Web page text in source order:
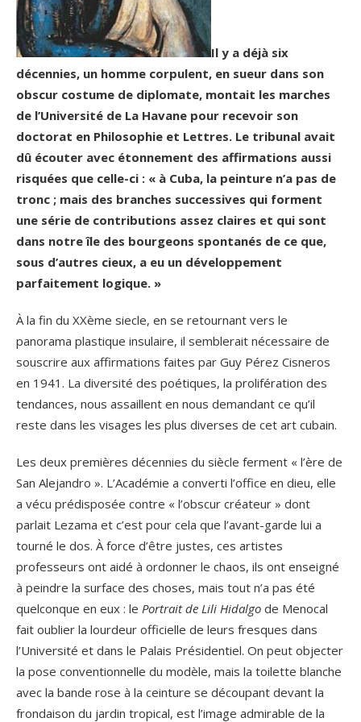
Il y a déjà six
décennies, un homme corpulent, en sueur dans son
obscur costume de diplomate, montait les marches
de l’Université de La Havane pour recevoir son
doctorat en Philosophie et Lettres. Le tribunal avait
dû écouter avec étonnement des affirmations aussi
risquées que celle-ci : « à Cuba, la peinture n’a pas de
tronc ; mais des branches successives qui forment
une série de contributions assez claires et qui sont
dans notre île des bourgeons spontanés de ce que,
sous d’autres cieux, a eu un développement
parfaitement logique. »
À la fin du XXème siecle, en se retournant vers le
panorama plastique insulaire, il semblerait nécessaire de
souscrire aux affirmations faites par Guy Pérez Cisneros
en 1941. La diversité des poétiques, la prolifération des
tendances, nous assaillent en nous demandant ce qu’il
reste dans les visages les plus diverses de cet art cubain.
Les deux premières décennies du siècle ferment « l’ère de
San Alejandro ». L’Académie a converti l’office en dieu, elle
a vécu prédisposée contre « l’obscur créateur » dont
parlait Lezama et c’est pour cela que l’avant-garde lui a
tourné le dos. À force d’être justes, ces artistes
professeurs ont aidé à ordonner le chaos, ils ont enseigné
à peindre la surface des choses, mais tout n’a pas été
quelconque en eux : le Portrait de Lili Hidalgo de Menocal
fait oublier la lourdeur officielle de leurs fresques dans
l’Université et dans le Palais Présidentiel. On peut objecter
la pose conventionnelle du modèle, mais la toilette blanche
avec la bande rose à la ceinture se découpant devant la
frondaison du jardin tropical, est l’image admirable de la